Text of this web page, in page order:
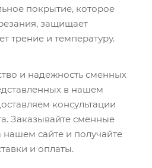
покрытие, которое
защищает
трение и температуру.
и надежность сменных
в нашем
консультации
Заказывайте сменные
сайте и получайте
и оплаты.